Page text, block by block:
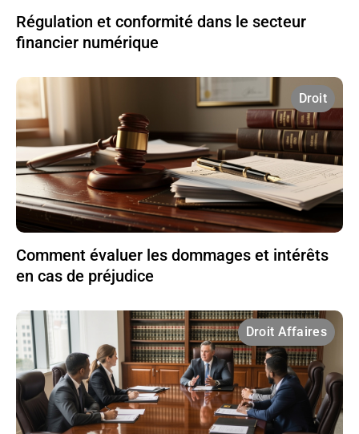
Régulation et conformité dans le secteur
financier numérique
Droit
Comment évaluer les dommages et intérêts
en cas de préjudice
Droit Affaires